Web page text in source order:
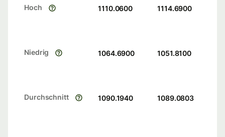
Hoch 1110.0600 1114.6900
Niedrig 1064.6900 1051.8100
Durchschnitt 1090.1940 1089.0803